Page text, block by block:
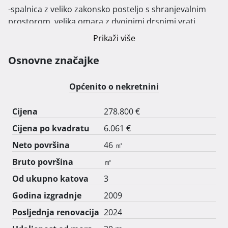
-spalnica z veliko zakonsko posteljo s shranjevalnim
prostorom, velika omara z dvojnimi drsnimi vrati,
- otroška soba s 4-mi posteljami (2x 2 pograda), velika
dvojna omara za shranjevanje oblačil
-wc kopalnica s tuš kabino, umivalnik s stensko
kozmetično omarico in ogledalom, pralni stroj, bojler
tople vode in velika omara
- hodnik z omaro in stensko klimatsko napravo za
ogrevanje in hlajenje
- kuhinja z omarami in hladilnikom
- jedilnica z sedeži za 6 oseb
Prikaži više
Osnovne značajke
Općenito o nekretnini
Cijena
278.800 €
Cijena po kvadratu
6.061 €
Neto površina
46 ㎡
Bruto površina
㎡
Od ukupno katova
3
Godina izgradnje
2009
Posljednja renovacija 2024